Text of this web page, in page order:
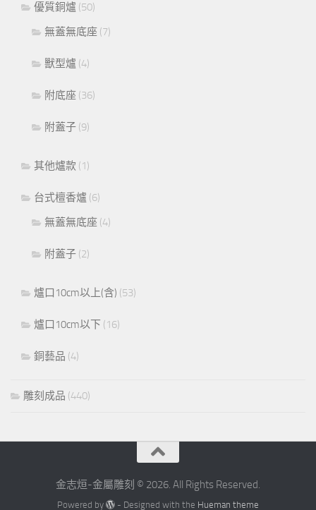
優質銅爐 (50)
無蓋無底座 (7)
獸型爐 (4)
附底座 (36)
附蓋子 (9)
其他爐款 (1)
台式檀香爐 (6)
無蓋無底座 (4)
附蓋子 (2)
爐口10cm以上(含) (53)
爐口10cm以下 (16)
銅藝品 (4)
雕刻成品 (440)
金志烜-金屬雕刻 © 2026. All Rights Reserved.
Powered by - Designed with the Hueman theme